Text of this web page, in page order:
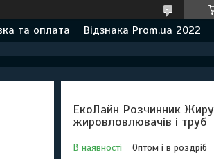
та оплата Відзнака Prom.ua 2022
ЕкоЛайн Розчинник
жировловлювачів і труб
В наявності Оптом і в роздріб